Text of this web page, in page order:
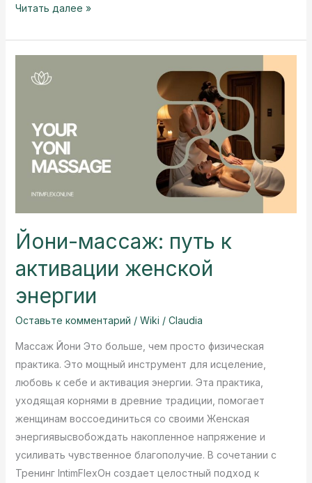
Наули
Очистительная
Читать далее »
Йони-массаж: путь к
активации женской
энергии
Оставьте комментарий / Wiki / Claudia
Массаж Йони Это больше, чем просто физическая
практика. Это мощный инструмент для исцеление,
любовь к себе и активация энергии. Эта практика,
уходящая корнями в древние традиции, помогает
женщинам воссоединиться со своими Женская
энергиявысвобождать накопленное напряжение и
усиливать чувственное благополучие. В сочетании с
Тренинг IntimFlexОн создает целостный подход к